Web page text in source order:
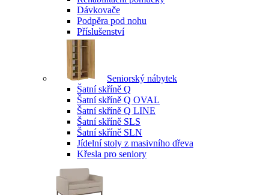
Dávkovače
Podpěra pod nohu
Příslušenství
Seniorský nábytek
Šatní skříně Q
Šatní skříně Q OVAL
Šatní skříně Q LINE
Šatní skříně SLS
Šatní skříně SLN
Jídelní stoly z masivního dřeva
Křesla pro seniory